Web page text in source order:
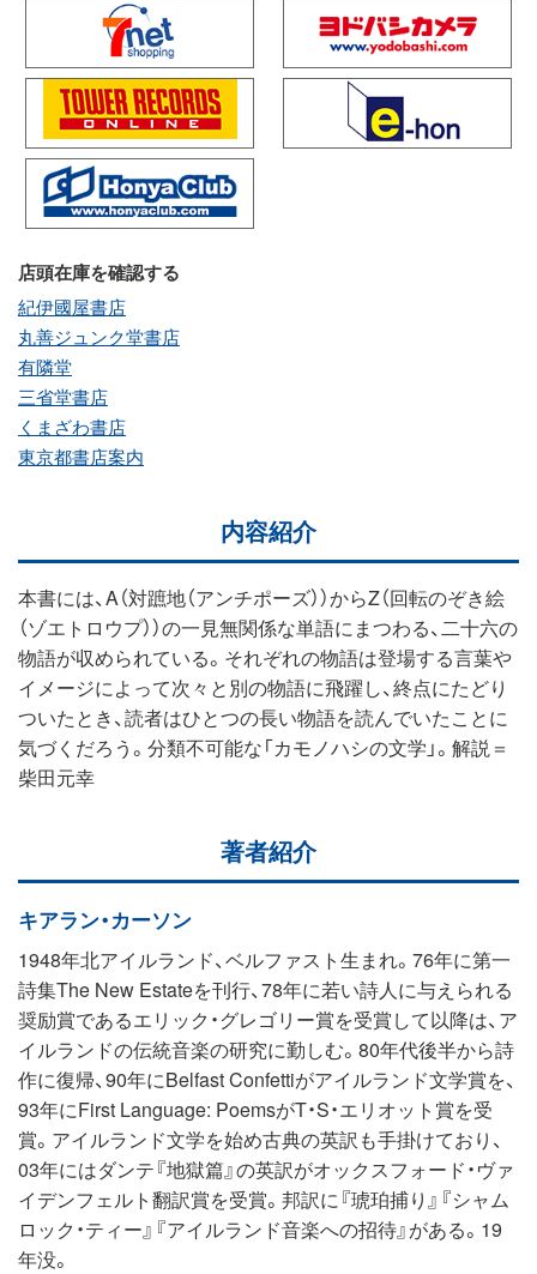
店頭在庫を確認する
紀伊國屋書店
丸善ジュンク堂書店
有隣堂
三省堂書店
くまざわ書店
東京都書店案内
内容紹介
本書には、A（対蹠地（アンチポーズ））からZ（回転のぞき絵
（ゾエトロウプ））の一見無関係な単語にまつわる、二十六の
物語が収められている。それぞれの物語は登場する言葉や
イメージによって次々と別の物語に飛躍し、終点にたどり
ついたとき、読者はひとつの長い物語を読んでいたことに
気づくだろう。分類不可能な「カモノハシの文学」。解説＝
柴田元幸
著者紹介
キアラン・カーソン
1948年北アイルランド、ベルファスト生まれ。76年に第一
詩集The New Estateを刊行、78年に若い詩人に与えられる
奨励賞であるエリック・グレゴリー賞を受賞して以降は、ア
イルランドの伝統音楽の研究に勤しむ。80年代後半から詩
作に復帰、90年にBelfast Confettiがアイルランド文学賞を、
93年にFirst Language: PoemsがT・S・エリオット賞を受
賞。アイルランド文学を始め古典の英訳も手掛けており、
03年にはダンテ『地獄篇』の英訳がオックスフォード・ヴァ
イデンフェルト翻訳賞を受賞。邦訳に『琥珀捕り』『シャム
ロック・ティー』『アイルランド音楽への招待』がある。19
年没。